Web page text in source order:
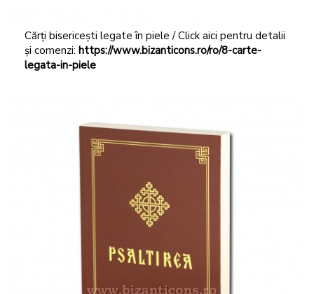
Cărți bisericești legate în piele / Click aici pentru detalii
și comenzi: https://www.bizanticons.ro/ro/8-carte-
legata-in-piele